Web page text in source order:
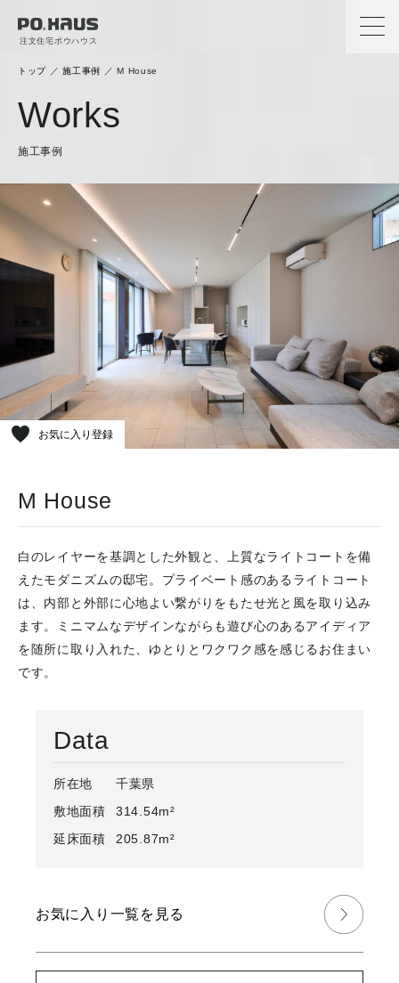
注文住宅ポウハウス
トップ ／施工事例 ／M House
Works
施工事例
お気に入り登録
M House
白のレイヤーを基調とした外観と、上質なライトコートを備
えたモダニズムの邸宅。プライベート感のあるライトコート
は、内部と外部に心地よい繋がりをもたせ光と風を取り込み
ます。ミニマムなデザインながらも遊び心のあるアイディア
を随所に取り入れた、ゆとりとワクワク感を感じるお住まい
です。
Data
所在地
千葉県
敷地面積
314.54m²
延床面積
205.87m²
お気に入り一覧を見る